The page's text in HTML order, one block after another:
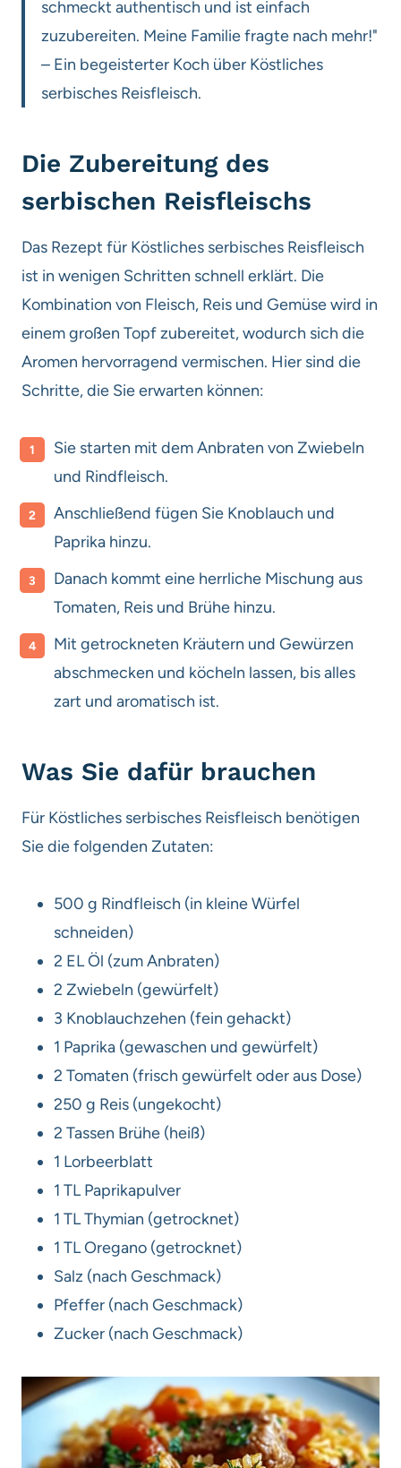
schmeckt authentisch und ist einfach
zuzubereiten. Meine Familie fragte nach mehr!"
– Ein begeisterter Koch über Köstliches
serbisches Reisfleisch.
Die Zubereitung des
serbischen Reisfleischs
Das Rezept für Köstliches serbisches Reisfleisch
ist in wenigen Schritten schnell erklärt. Die
Kombination von Fleisch, Reis und Gemüse wird in
einem großen Topf zubereitet, wodurch sich die
Aromen hervorragend vermischen. Hier sind die
Schritte, die Sie erwarten können:
Sie starten mit dem Anbraten von Zwiebeln
und Rindfleisch.
Anschließend fügen Sie Knoblauch und
Paprika hinzu.
Danach kommt eine herrliche Mischung aus
Tomaten, Reis und Brühe hinzu.
Mit getrockneten Kräutern und Gewürzen
abschmecken und köcheln lassen, bis alles
zart und aromatisch ist.
Was Sie dafür brauchen
Für Köstliches serbisches Reisfleisch benötigen
Sie die folgenden Zutaten:
500 g Rindfleisch (in kleine Würfel
schneiden)
2 EL Öl (zum Anbraten)
2 Zwiebeln (gewürfelt)
3 Knoblauchzehen (fein gehackt)
1 Paprika (gewaschen und gewürfelt)
2 Tomaten (frisch gewürfelt oder aus Dose)
250 g Reis (ungekocht)
2 Tassen Brühe (heiß)
1 Lorbeerblatt
1 TL Paprikapulver
1 TL Thymian (getrocknet)
1 TL Oregano (getrocknet)
Salz (nach Geschmack)
Pfeffer (nach Geschmack)
Zucker (nach Geschmack)